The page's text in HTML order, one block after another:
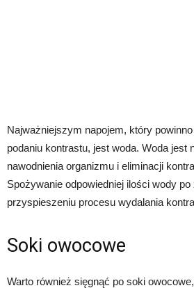
Najważniejszym napojem, który
podaniu kontrastu, jest woda. Woda jest
nawodnienia organizmu i eliminacji
Spożywanie odpowiedniej ilości wody
przyspieszeniu procesu wydalania
Soki owocowe
Warto również sięgnąć po soki